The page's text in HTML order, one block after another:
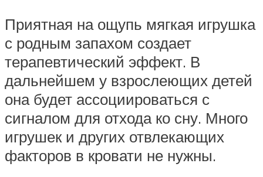
Приятная на ощупь мягкая игрушка
с родным запахом создает
терапевтический эффект. В
дальнейшем у взрослеющих детей
она будет ассоциироваться с
сигналом для отхода ко сну. Много
игрушек и других отвлекающих
факторов в кровати не нужны.